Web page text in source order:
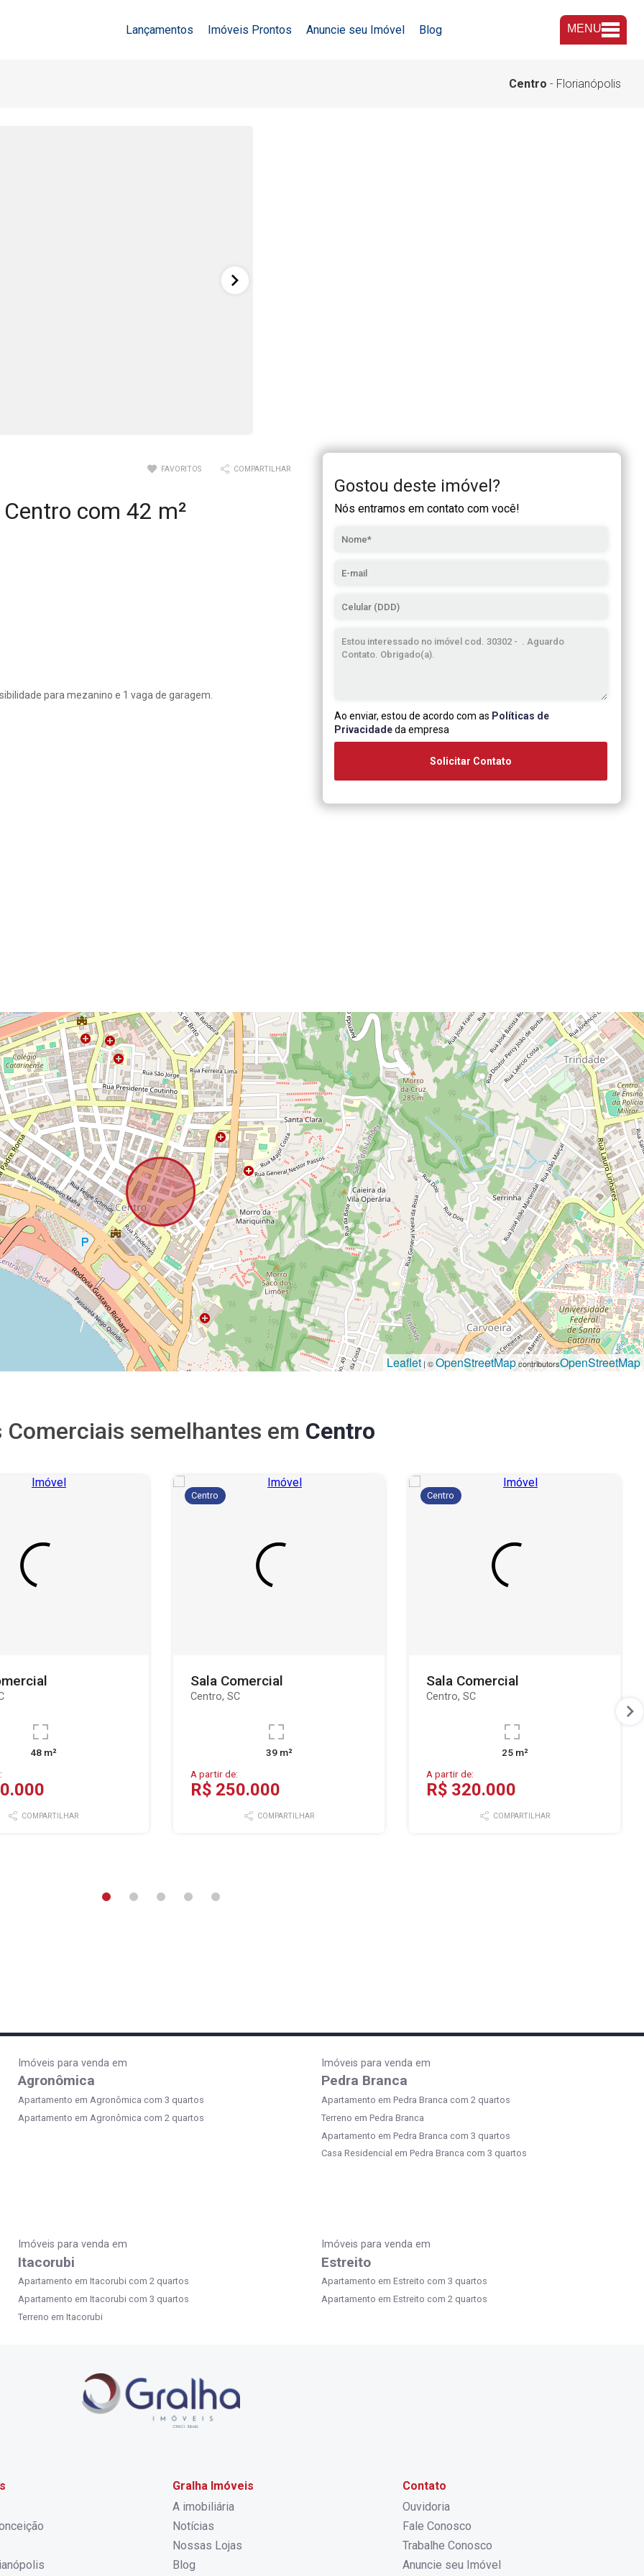
Lançamentos Imóveis Prontos Anuncie seu Imóvel Blog MENU
Centro - Florianópolis
FAVORITOS COMPARTILHAR
com 42 m²
para mezanino e 1 vaga de garagem.
Gostou deste imóvel?
Nós entramos em contato com você!
Ao enviar, estou de acordo com as Políticas de
Privacidadeda empresa
Solicitar Contato
Leaflet | ©OpenStreetMapcontributorsOpenStreetMap
Comerciais semelhantes em Centro
48 m²
COMPARTILHAR
Centro
Sala Comercial
Centro, SC
39 m²
A partir de:
R$ 250.000
COMPARTILHAR
Centro
Sala Comercial
Centro, SC
25 m²
A partir de:
R$ 320.000
COMPARTILHAR
Imóveis para venda em
Agronômica
Apartamento em Agronômica com 3 quartos
Apartamento em Agronômica com 2 quartos
Imóveis para venda em
Pedra Branca
Apartamento em Pedra Branca com 2 quartos
Terreno em Pedra Branca
Apartamento em Pedra Branca com 3 quartos
Casa Residencial em Pedra Branca com 3 quartos
Imóveis para venda em
Itacorubi
Apartamento em Itacorubi com 2 quartos
Apartamento em Itacorubi com 3 quartos
Terreno em Itacorubi
Imóveis para venda em
Estreito
Apartamento em Estreito com 3 quartos
Apartamento em Estreito com 2 quartos
Gralha Imóveis
A imobiliária
Notícias
Nossas Lojas
Blog
Contato
Ouvidoria
Fale Conosco
Trabalhe Conosco
Anuncie seu Imóvel